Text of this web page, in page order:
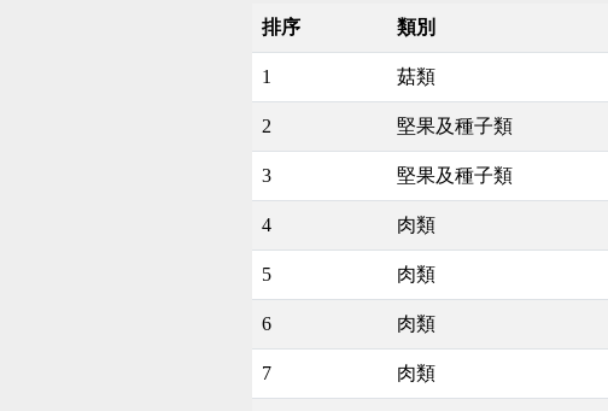
排序 類別
1 菇類
2 堅果及種子類
3 堅果及種子類
4 肉類
5 肉類
6 肉類
7 肉類